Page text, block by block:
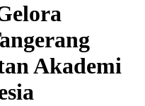
Akademi